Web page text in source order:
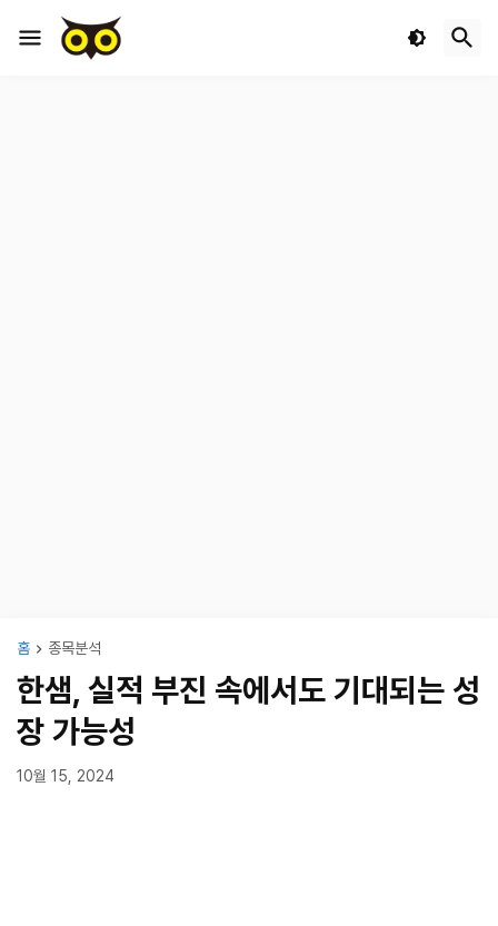
홈 종목분석
한샘, 실적 부진 속에서도 기대되는 성
장 가능성
10월 15, 2024